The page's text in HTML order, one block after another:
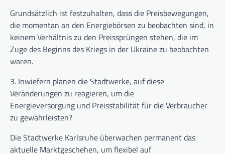
Grundsätzlich ist festzuhalten, dass die Preisbewegungen,
die momentan an den Energiebörsen zu beobachten sind, in
keinem Verhältnis zu den Preissprüngen stehen, die im
Zuge des Beginns des Kriegs in der Ukraine zu beobachten
waren.
3. Inwiefern planen die Stadtwerke, auf diese
Veränderungen zu reagieren, um die
Energieversorgung und Preisstabilität für die Verbraucher
zu gewährleisten?
Die Stadtwerke Karlsruhe überwachen permanent das
aktuelle Marktgeschehen, um flexibel auf